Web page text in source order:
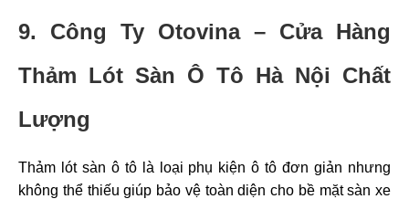
9. Công Ty Otovina – Cửa Hàng
Thảm Lót Sàn Ô Tô Hà Nội Chất
Lượng
Thảm lót sàn ô tô là loại phụ kiện ô tô đơn giản nhưng
không thể thiếu giúp bảo vệ toàn diện cho bề mặt sàn xe